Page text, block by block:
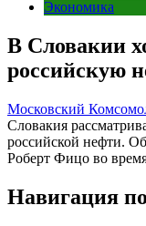
Экономика
В Словакии
российскую
Московский
Словакия
российской нефти.
Роберт Фицо во
Навигация